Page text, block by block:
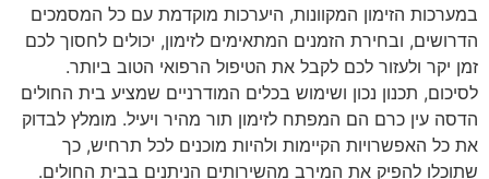
במערכות הזימון המקוונות, היערכות מוקדמת עם כל המסמכים
הדרושים, ובחירת הזמנים המתאימים לזימון, יכולים לחסוך לכם
זמן יקר ולעזור לכם לקבל את הטיפול הרפואי הטוב ביותר.
לסיכום, תכנון נכון ושימוש בכלים המודרניים שמציע בית החולים
הדסה עין כרם הם המפתח לזימון תור מהיר ויעיל. מומלץ לבדוק
את כל האפשרויות הקיימות ולהיות מוכנים לכל תרחיש, כך
שתוכלו להפיק את המירב מהשירותים הניתנים בבית החולים.